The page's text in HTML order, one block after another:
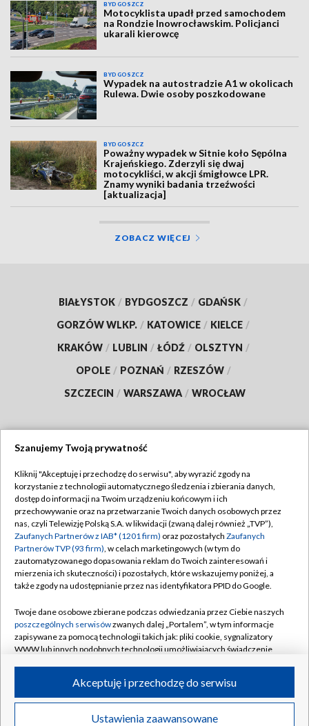
BYDGOSZCZ
Motocyklista upadł przed samochodem
na Rondzie Inowrocławskim. Policjanci
ukarali kierowcę
BYDGOSZCZ
Wypadek na autostradzie A1 w okolicach
Rulewa. Dwie osoby poszkodowane
BYDGOSZCZ
Poważny wypadek w Sitnie koło Sępólna
Krajeńskiego. Zderzyli się dwaj
motocykliści, w akcji śmigłowce LPR.
Znamy wyniki badania trzeźwości
[aktualizacja]
ZOBACZ WIĘCEJ
BIAŁYSTOK / BYDGOSZCZ / GDAŃSK /
GORZÓW WLKP. / KATOWICE / KIELCE /
KRAKÓW / LUBLIN / ŁÓDŹ / OLSZTYN /
OPOLE / POZNAŃ / RZESZÓW /
SZCZECIN / WARSZAWA / WROCŁAW
TVP
Abonament TVP
Emisja w TVP
Centrum informacji TVP
Naziemna Telewizja Cyfrowa
Rada Programowa
System NOS
Informacje o nadawcy
Program dla prasy
Regulamin TVP
Polityka prywatności
Moje zgody
Pomoc
Kontakt
Kanały
©2026 Telewizja Polska S.A. w likwidacji
Szanujemy Twoją prywatność
Kliknij "Akceptuję i przechodzę do serwisu", aby wyrazić zgody na
korzystanie z technologii automatycznego śledzenia i zbierania danych,
dostęp do informacji na Twoim urządzeniu końcowym i ich
przechowywanie oraz na przetwarzanie Twoich danych osobowych przez
nas, czyli Telewizję Polską S.A. w likwidacji (zwaną dalej również „TVP”),
Zaufanych Partnerów z IAB* (1201 firm) oraz pozostałych Zaufanych
Partnerów TVP (93 firm), w celach marketingowych (w tym do
zautomatyzowanego dopasowania reklam do Twoich zainteresowań i
mierzenia ich skuteczności) i pozostałych, które wskazujemy poniżej, a
także zgody na udostępnianie przez nas identyfikatora PPID do Google.
Twoje dane osobowe zbierane podczas odwiedzania przez Ciebie naszych
poszczególnych serwisówzwanych dalej „Portalem”, w tym informacje
zapisywane za pomocą technologii takich jak: pliki cookie, sygnalizatory
WWW lub innych podobnych technologii umożliwiających świadczenie
ruchu w Internecie.
Twoje dane osobowe zbierane podczas odwiedzania przez Ciebie
Ustawienia zaawansowane
Akceptuję i przechodzę do serwisu